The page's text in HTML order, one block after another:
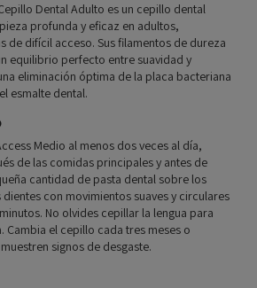
Dental Adulto es un cepillo dental
profunda y eficaz en adultos,
de difícil acceso. Sus filamentos de dureza
equilibrio perfecto entre suavidad y
eliminación óptima de la placa bacteriana
esmalte dental.
Medio al menos dos veces al día,
de las comidas principales y antes de
cantidad de pasta dental sobre los
con movimientos suaves y circulares
No olvides cepillar la lengua para
Cambia el cepillo cada tres meses o
signos de desgaste.